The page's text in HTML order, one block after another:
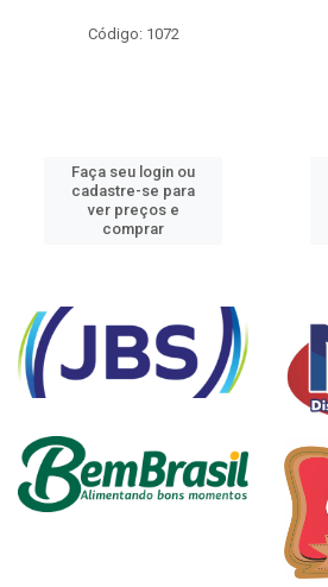
Código: 1072
Faça seu login ou
cadastre-se para
ver preços e
comprar